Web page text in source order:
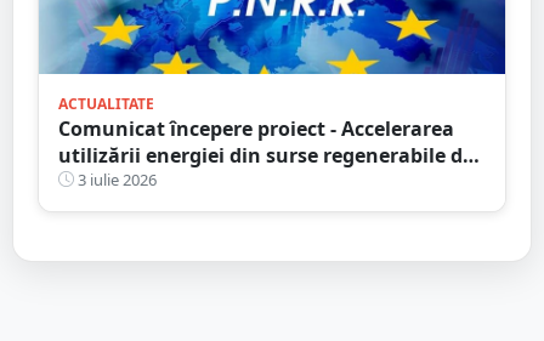
ACTUALITATE
Comunicat începere proiect - Accelerarea
utilizării energiei din surse regenerabile de
către proprietăți aparținând persoanelor
fizice din județul Satu Mare - M SYS SRL
3 iulie 2026